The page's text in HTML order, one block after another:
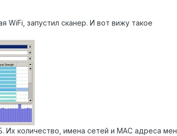
WiFi, запустил сканер. И вот вижу такое
Их количество, имена сетей и МАС адреса